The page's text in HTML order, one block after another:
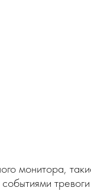
монитора,